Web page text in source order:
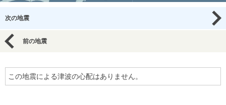
次の地震
前の地震
この地震による津波の心配はありません。